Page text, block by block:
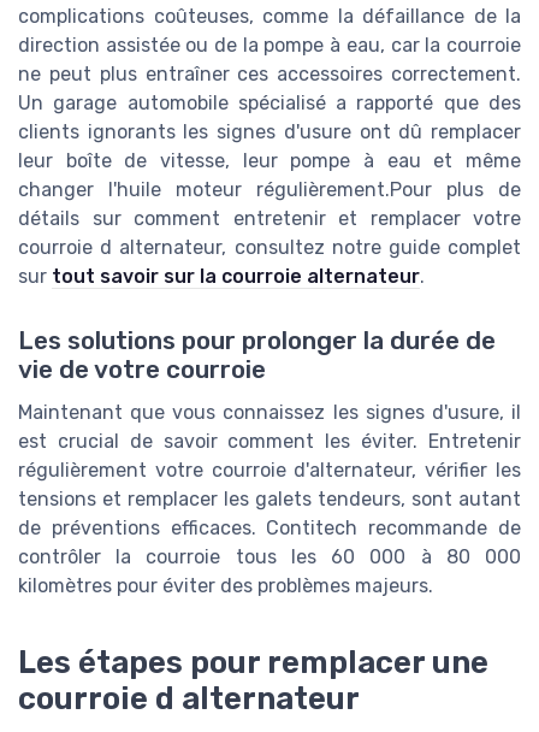
complications coûteuses, comme la défaillance de la
direction assistée ou de la pompe à eau, car la courroie
ne peut plus entraîner ces accessoires correctement.
Un garage automobile spécialisé a rapporté que des
clients ignorants les signes d'usure ont dû remplacer
leur boîte de vitesse, leur pompe à eau et même
changer l'huile moteur régulièrement.Pour plus de
détails sur comment entretenir et remplacer votre
courroie d alternateur, consultez notre guide complet
sur tout savoir sur la courroie alternateur.
Les solutions pour prolonger la durée de
vie de votre courroie
Maintenant que vous connaissez les signes d'usure, il
est crucial de savoir comment les éviter. Entretenir
régulièrement votre courroie d'alternateur, vérifier les
tensions et remplacer les galets tendeurs, sont autant
de préventions efficaces. Contitech recommande de
contrôler la courroie tous les 60 000 à 80 000
kilomètres pour éviter des problèmes majeurs.
Les étapes pour remplacer une
courroie d alternateur